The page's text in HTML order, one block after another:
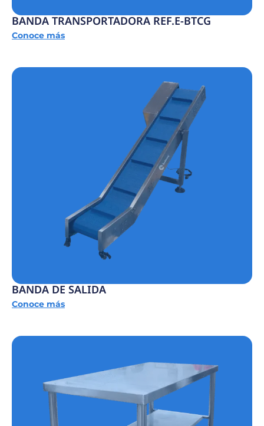
BANDA TRANSPORTADORA REF.E-BTCG
Conoce más
BANDA DE SALIDA
Conoce más